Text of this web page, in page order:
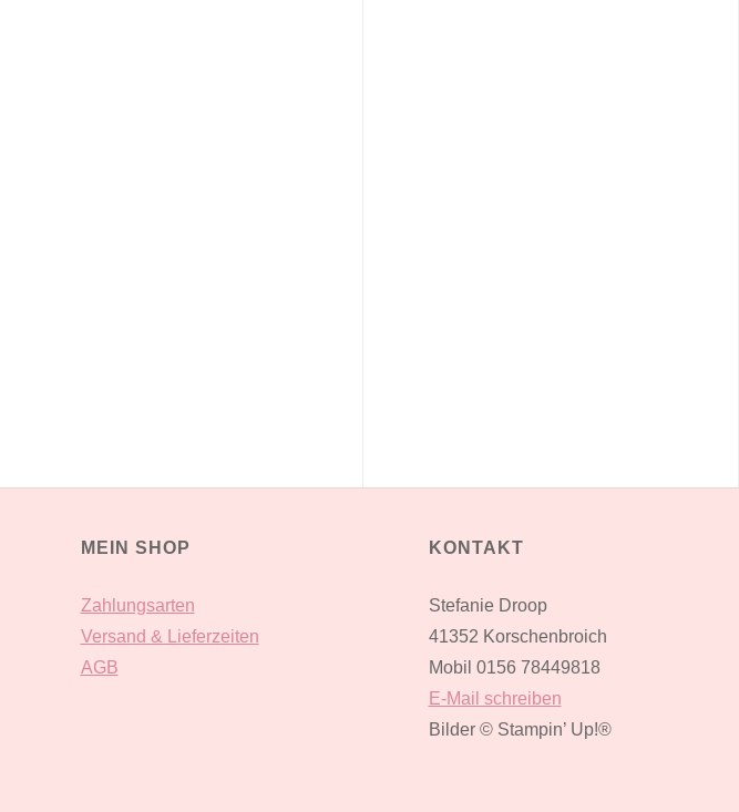
MEIN SHOP
Zahlungsarten
Versand & Lieferzeiten
AGB
KONTAKT
Stefanie Droop
41352 Korschenbroich
Mobil 0156 78449818
E-Mail schreiben
Bilder© Stampin’ Up!®